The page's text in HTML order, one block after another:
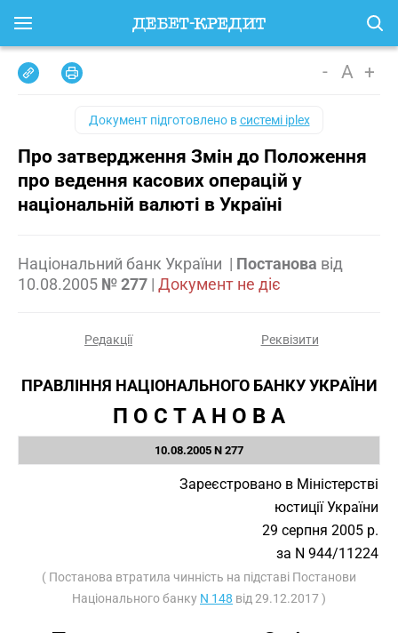
- A +
Документ підготовлено всистемі iplex
Про затвердження Змін до Положення
про ведення касових операцій у
національній валюті в Україні
Національний банк України | Постанова від
10.08.2005 № 277 | Документ не діє
Редакції Реквізити
ПРАВЛІННЯ НАЦІОНАЛЬНОГО БАНКУ УКРАЇНИ
П О С Т А Н О В А
10.08.2005 N 277
Зареєстровано в Міністерстві
юстиції України
29 серпня 2005 р.
за N 944/11224
( Постанова втратила чинність на підставі Постанови
Національного банку N 148 від 29.12.2017 )